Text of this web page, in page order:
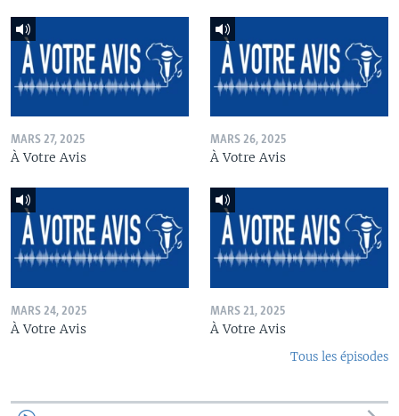
MARS 27, 2025
À Votre Avis
MARS 26, 2025
À Votre Avis
MARS 24, 2025
À Votre Avis
MARS 21, 2025
À Votre Avis
Tous les épisodes